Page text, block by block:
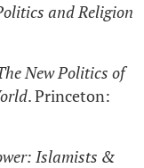
and Religion
New Politics of
. Princeton:
Islamists &